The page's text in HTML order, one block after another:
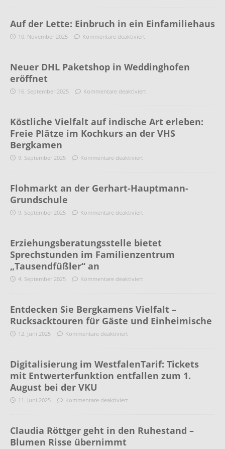
Auf der Lette: Einbruch in ein Einfamiliehaus
10. November 2025 Kommentare deaktiviert
Neuer DHL Paketshop in Weddinghofen
eröffnet
16. September 2025 Kommentare deaktiviert
Köstliche Vielfalt auf indische Art erleben:
Freie Plätze im Kochkurs an der VHS
Bergkamen
9. September 2025 Kommentare deaktiviert
Flohmarkt an der Gerhart-Hauptmann-
Grundschule
9. September 2025 Kommentare deaktiviert
Erziehungsberatungsstelle bietet
Sprechstunden im Familienzentrum
„Tausendfüßler“ an
4. September 2025 Kommentare deaktiviert
Entdecken Sie Bergkamens Vielfalt –
Rucksacktouren für Gäste und Einheimische
12. Juni 2025 Kommentare deaktiviert
Digitalisierung im WestfalenTarif: Tickets
mit Entwerterfunktion entfallen zum 1.
August bei der VKU
11. Juni 2025 Kommentare deaktiviert
Claudia Röttger geht in den Ruhestand –
Blumen Risse übernimmt